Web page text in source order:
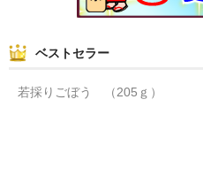
ベストセラー
若採りごぼう （205ｇ）